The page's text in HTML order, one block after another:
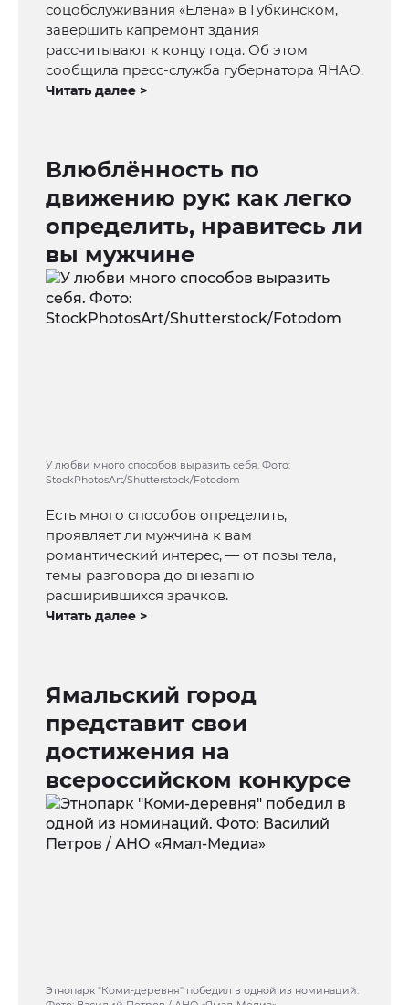
соцобслуживания «Елена» в Губкинском,
завершить капремонт здания
рассчитывают к концу года. Об этом
сообщила пресс-служба губернатора ЯНАО.
Читать далее >
Влюблённость по
движению рук: как легко
определить, нравитесь ли
вы мужчине
У любви много способов выразить себя. Фото:
StockPhotosArt/Shutterstock/Fotodom
Есть много способов определить,
проявляет ли мужчина к вам
романтический интерес, — от позы тела,
темы разговора до внезапно
расширившихся зрачков.
Читать далее >
Ямальский город
представит свои
достижения на
всероссийском конкурсе
Этнопарк "Коми-деревня" победил в одной из номинаций.